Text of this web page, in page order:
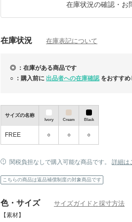
※大変申し訳ございませんが、入荷・発送
----------------------------------
*商品ページの”お取引について”を必ずご購
お時間頂くこともございます。
NEW
★見逃し厳禁★この夏の本命アイテム
選！
在庫状況の確認・お
在庫状況 在庫表記について
◎ ：在庫がある商品です
○ ：購入前に 出品者への在庫確認 をおすす
サイズの名称
Ivory Cream Black
FREE ○ ○ ○
関税負担なしで購入可能な商品です。 詳細は
こちらの商品は返品補償制度の対象商品です
色・サイズ サイズガイドと採寸方法
【素材】